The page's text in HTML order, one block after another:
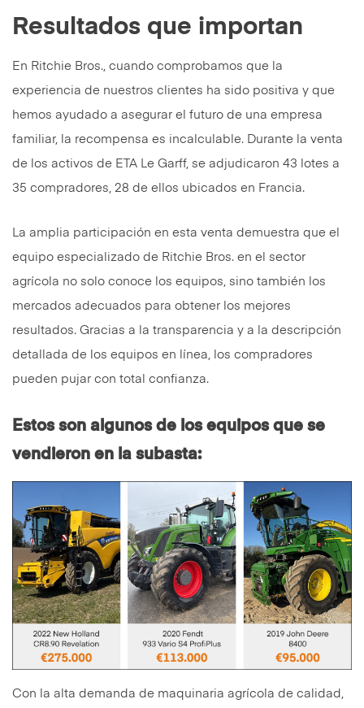
Resultados que importan
En Ritchie Bros., cuando comprobamos que la
experiencia de nuestros clientes ha sido positiva y que
hemos ayudado a asegurar el futuro de una empresa
familiar, la recompensa es incalculable. Durante la venta
de los activos de ETA Le Garff, se adjudicaron 43 lotes a
35 compradores, 28 de ellos ubicados en Francia.
La amplia participación en esta venta demuestra que el
equipo especializado de Ritchie Bros. en el sector
agrícola no solo conoce los equipos, sino también los
mercados adecuados para obtener los mejores
resultados. Gracias a la transparencia y a la descripción
detallada de los equipos en línea, los compradores
pueden pujar con total confianza.
Estos son algunos de los equipos que se
vendieron en la subasta:
Con la alta demanda de maquinaria agrícola de calidad,